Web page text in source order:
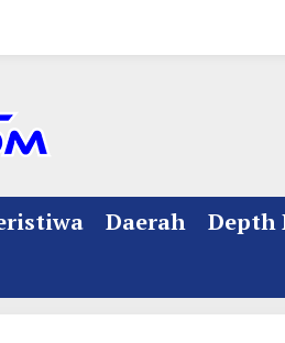
Daerah Depth